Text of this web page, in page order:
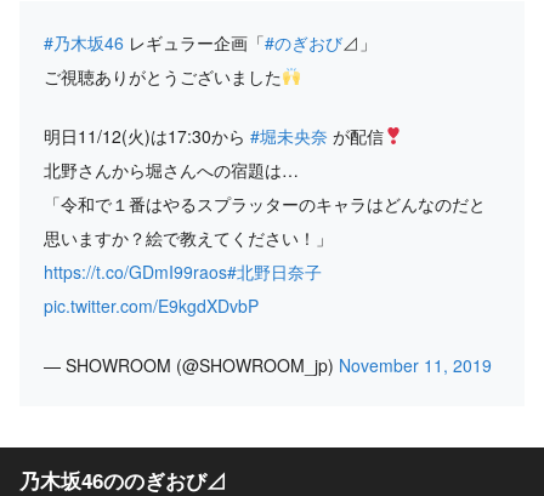
#乃木坂46 レギュラー企画「#のぎおび⊿」
ご視聴ありがとうございました
明日11/12(火)は17:30から #堀未央奈 が配信
北野さんから堀さんへの宿題は…
「令和で１番はやるスプラッターのキャラはどんなのだと
思いますか？絵で教えてください！」
https://t.co/GDmI99raos#北野日奈子
pic.twitter.com/E9kgdXDvbP
— SHOWROOM (@SHOWROOM_jp) November 11, 2019
乃木坂46ののぎおび⊿